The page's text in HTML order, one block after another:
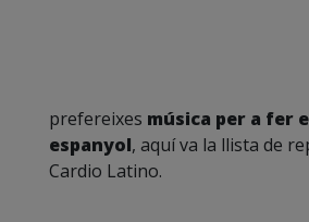
prefereixes música per a fer
espanyol, aquí va la llista de
Cardio Latino.